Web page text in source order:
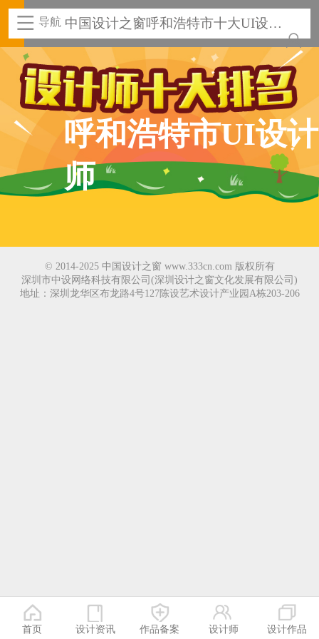
导航 中国设计之窗呼和浩特市十大UI设计
师
呼和浩特市UI设计
师
© 2014-2025 中国设计之窗 www.333cn.com 版权所有
深圳市中设网络科技有限公司(深圳设计之窗文化发展有限公司)
地址：深圳龙华区布龙路4号127陈设艺术设计产业园A栋203-206
首页 设计资讯 作品备案 设计师 设计作品